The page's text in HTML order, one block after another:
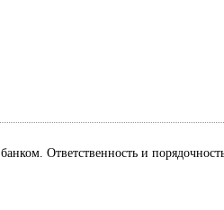
Ответственность и